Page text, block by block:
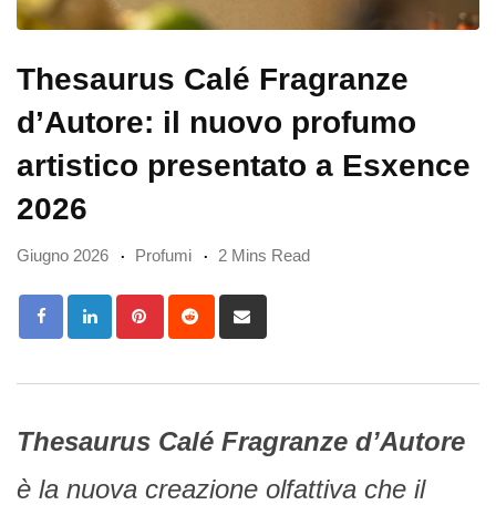
Thesaurus Calé Fragranze
d’Autore: il nuovo profumo
artistico presentato a Esxence
2026
Giugno 2026 Profumi 2 Mins Read
PinterestReddit
via
Thesaurus Calé Fragranze d’Autore
è la nuova creazione olfattiva che il